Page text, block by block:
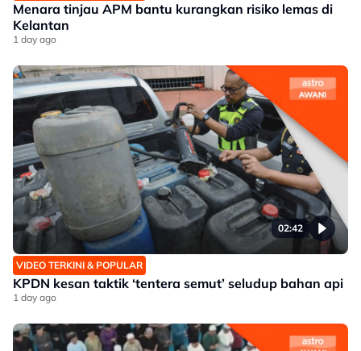
Menara tinjau APM bantu kurangkan risiko lemas di
Kelantan
1 day ago
02:42
VIDEO TERKINI & POPULAR
KPDN kesan taktik ‘tentera semut’ seludup bahan api
1 day ago